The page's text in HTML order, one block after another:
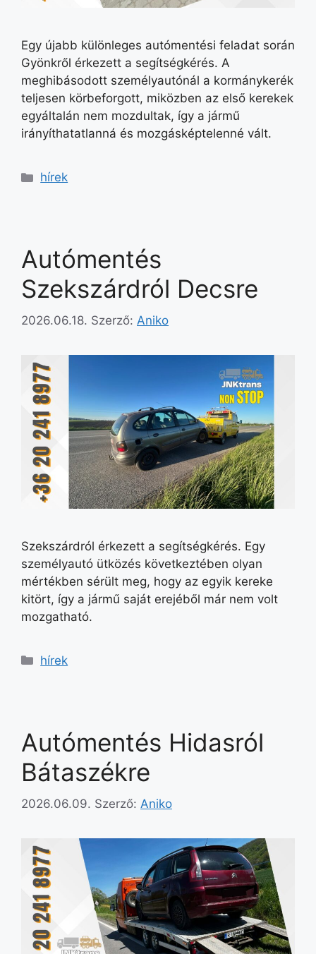
Egy újabb különleges autómentési feladat során
Gyönkről érkezett a segítségkérés. A
meghibásodott személyautónál a kormánykerék
teljesen körbeforgott, miközben az első kerekek
egyáltalán nem mozdultak, így a jármű
irányíthatatlanná és mozgásképtelenné vált.
hírek
Autómentés
Szekszárdról Decsre
2026.06.18. Szerző: Aniko
Szekszárdról érkezett a segítségkérés. Egy
személyautó ütközés következtében olyan
mértékben sérült meg, hogy az egyik kereke
kitört, így a jármű saját erejéből már nem volt
mozgatható.
hírek
Autómentés Hidasról
Bátaszékre
2026.06.09. Szerző: Aniko